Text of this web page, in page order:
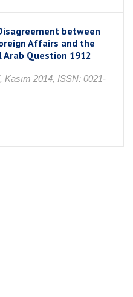
between
Affairs and the
Question 1912
Kasım 2014, ISSN: 0021-